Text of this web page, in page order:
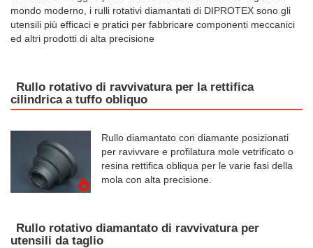
mondo moderno, i rulli rotativi diamantati di DIPROTEX sono gli
utensili più efficaci e pratici per fabbricare componenti meccanici
ed altri prodotti di alta precisione
Rullo rotativo di ravvivatura per la rettifica
cilindrica a tuffo obliquo
Rullo diamantato con diamante posizionati
per ravivvare e profilatura mole vetrificato o
resina rettifica obliqua per le varie fasi della
mola con alta precisione.
Rullo rotativo diamantato di ravvivatura per
utensili da taglio